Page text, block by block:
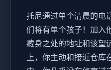
托尼通过单个清晨的电
们将有单个孩子！加入
藏身之处的地址和该望
上，你主动和接近仓库